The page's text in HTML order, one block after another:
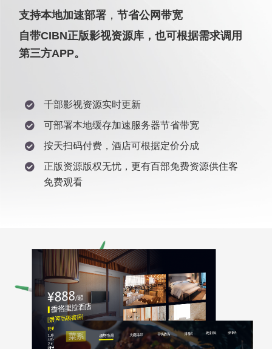
支持本地加速部署 ，节省公网带宽
自带CIBN正版影视资源库，也可根据需求调用
第三方APP。
千部影视资源实时更新
可部署本地缓存加速服务器节省带宽
按天扫码付费，酒店可根据定价分成
正版资源版权无忧，更有百部免费资源供住客
免费观看